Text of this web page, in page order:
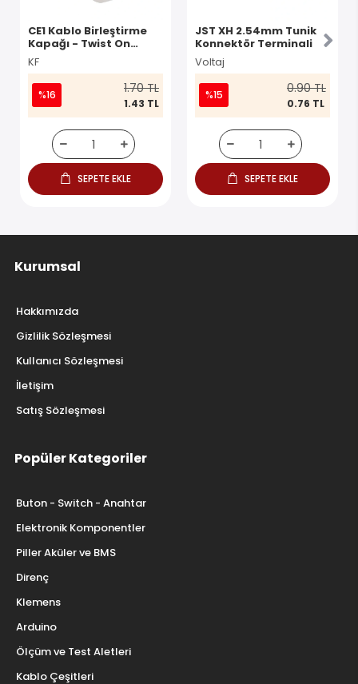
CE1 Kablo Birleştirme
Kapağı - Twist On
Konnektör
KF
%16 1.70 TL
1.43 TL
SEPETE EKLE
JST XH 2.54mm Tunik
Konnektör Terminali
Voltaj
%15 0.90 TL
0.76 TL
SEPETE EKLE
Kurumsal
Hakkımızda
Gizlilik Sözleşmesi
Kullanıcı Sözleşmesi
İletişim
Satış Sözleşmesi
Popüler Kategoriler
Buton - Switch - Anahtar
Elektronik Komponentler
Piller Aküler ve BMS
Direnç
Klemens
Arduino
Ölçüm ve Test Aletleri
Kablo Çeşitleri